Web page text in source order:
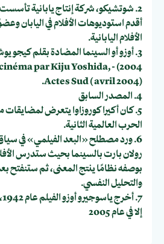
أقدم استوديوهات الأفلام في اليابان
الأفلام اليابانية.
3. أوزو أو السينما المضادة بقلم كيجو
cinéma par Kiju Yoshida,
Actes Sud ( avril 2004).
4. المصدر السابق
5. كان أكيرا كوروزاوا يتعرض لمضايقات من
الحرب العالمية الثانية.
6. ورد مصطلح «البعد الفيلمي» في
رولان بارت بالسينما بحيث ستدرس
بوصفه نظامًا ينتج المعنى، ثم ستنفتح
والتحليل النفسي.
إلا في عام 2005